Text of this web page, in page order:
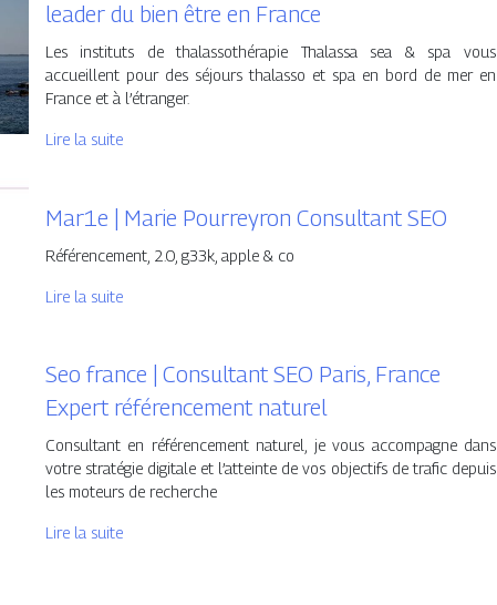
leader du bien être en France
Les instituts de thalassothérapie Thalassa sea & spa vous
accueillent pour des séjours thalasso et spa en bord de mer en
France et à l’étranger.
Lire la suite
Mar1e | Marie Pourreyron Consultant SEO
Référencement, 2.0, g33k, apple & co
Lire la suite
Seo france | Consultant SEO Paris, France
Expert référen­ce­ment naturel
Consultant en référencement naturel, je vous accompagne dans
votre stratégie digitale et l’atteinte de vos objectifs de trafic depuis
les moteurs de recherche
Lire la suite